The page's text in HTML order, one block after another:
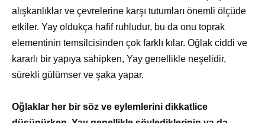
alışkanlıklar ve çevrelerine karşı tutumları önemli ölçüde
etkiler. Yay oldukça hafif ruhludur, bu da onu toprak
elementinin temsilcisinden çok farklı kılar. Oğlak ciddi ve
kararlı bir yapıya sahipken, Yay genellikle neşelidir,
sürekli gülümser ve şaka yapar.
Oğlaklar her bir söz ve eylemlerini dikkatlice